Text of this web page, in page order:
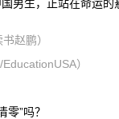
男生，正站在命运的
赵鹏）
/EducationUSA）
”吗？